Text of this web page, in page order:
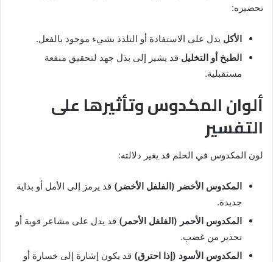
تحضيره:
الأكل يدل على الاستفادة أو التلذذ بشيء موجود بالفعل.
الطبخ أو التخليل قد يشير إلى بذل جهد لتحقيق منفعة
مستقبلية.
ألوان المكدوس وتأثيرها على
التفسير
لون المكدوس في الحلم قد يغير دلالته:
المكدوس الأخضر (الفلفل الأخضر) قد يرمز إلى الأمل أو بداية
جديدة.
المكدوس الأحمر (الفلفل الأحمر) قد يدل على مشاعر قوية أو
تحذير من غضب.
المكدوس الأسود (إذا احترق) قد يكون إشارة إلى خسارة أو